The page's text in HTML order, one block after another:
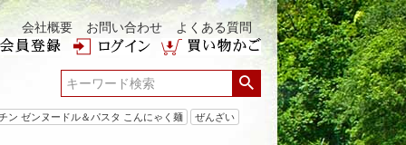
会社概要 お問い合わせ よくある質問
ン ゼンヌードル＆パスタ こんにゃく麺 ぜんざい